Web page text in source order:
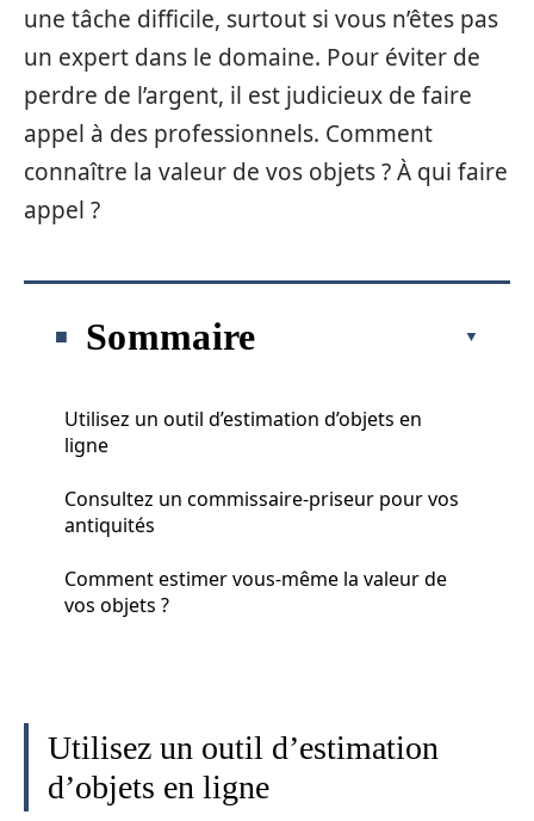
une tâche difficile, surtout si vous n’êtes pas
un expert dans le domaine. Pour éviter de
perdre de l’argent, il est judicieux de faire
appel à des professionnels. Comment
connaître la valeur de vos objets ? À qui faire
appel ?
Sommaire
Utilisez un outil d’estimation d’objets en
ligne
Consultez un commissaire-priseur pour vos
antiquités
Comment estimer vous-même la valeur de
vos objets ?
Utilisez un outil d’estimation
d’objets en ligne